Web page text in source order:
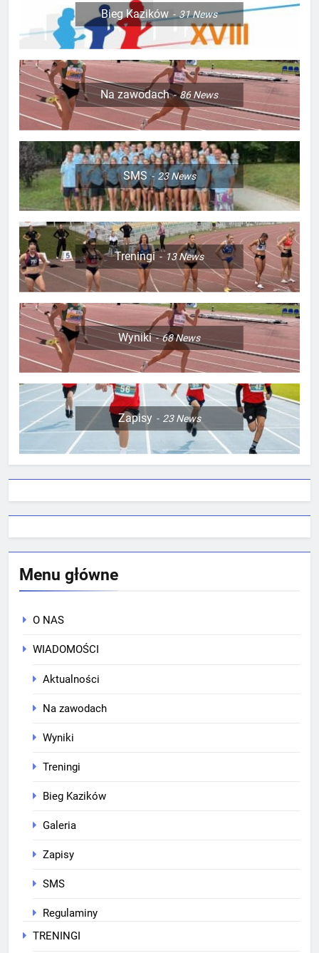
Bieg Kazików 31News
Na zawodach 86News
SMS 23News
Treningi 13News
Wyniki 68News
Zapisy 23News
Menu główne
O NAS
WIADOMOŚCI
Aktualności
Na zawodach
Wyniki
Treningi
Bieg Kazików
Galeria
Zapisy
SMS
Regulaminy
TRENINGI